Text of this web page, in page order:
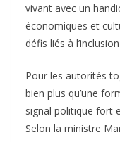
vivant avec un
économiques et
défis liés à
Pour les autorités
bien plus qu’une
signal politique fort
Selon la ministre